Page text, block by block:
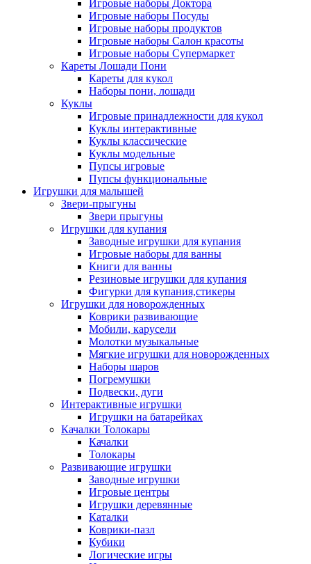
Игровые наборы Доктора
Игровые наборы Посуды
Игровые наборы продуктов
Игровые наборы Салон красоты
Игровые наборы Супермаркет
Кареты Лошади Пони
Кареты для кукол
Наборы пони, лошади
Куклы
Игровые принадлежности для кукол
Куклы интерактивные
Куклы классические
Куклы модельные
Пупсы игровые
Пупсы функциональные
Игрушки для малышей
Звери-прыгуны
Звери прыгуны
Игрушки для купания
Заводные игрушки для купания
Игровые наборы для ванны
Книги для ванны
Резиновые игрушки для купания
Фигурки для купания,стикеры
Игрушки для новорожденных
Коврики развивающие
Мобили, карусели
Молотки музыкальные
Мягкие игрушки для новорожденных
Наборы шаров
Погремушки
Подвески, дуги
Интерактивные игрушки
Игрушки на батарейках
Качалки Толокары
Качалки
Толокары
Развивающие игрушки
Заводные игрушки
Игровые центры
Игрушки деревянные
Каталки
Коврики-пазл
Кубики
Логические игры